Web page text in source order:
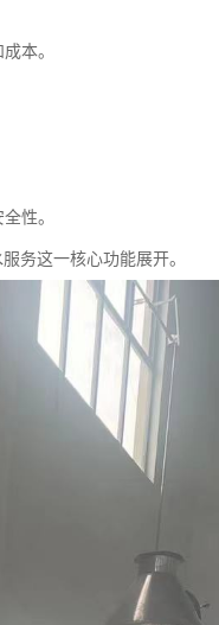
本。
性。
务这一核心功能展开。